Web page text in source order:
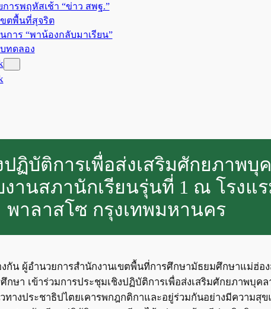
ารพฤหัสเช้า “ข่าว สพฐ.”
ขตพื้นที่สุจริต
การ “พาน้องกลับมาเรียน”
ทดลอง
ปฏิบัติการเพื่อส่งเสริมศักยภาพบุ
านสภานักเรียนรุ่นที่ 1 ณ โรงแร
พาลาสโซ กรุงเทพมหานคร
น ผู้อำนวยการสำนักงานเขตพื้นที่การศึกษามัธยมศึกษาแม่ฮ่อ
ษา เข้าร่วมการประชุมเชิงปฏิบัติการเพื่อส่งเสริมศักยภาพบุค
างประชาธิปไตยเคารพกฎกติกาและอยู่ร่วมกันอย่างมีความสุ